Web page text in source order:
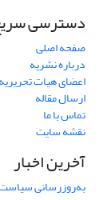
دسترسی
صفحه اصلی
درباره نشریه
اعضای هیات تحریریه
ارسال مقاله
تماس با ما
نقشه سایت
آخرین اخبار
به‌روزرسانی